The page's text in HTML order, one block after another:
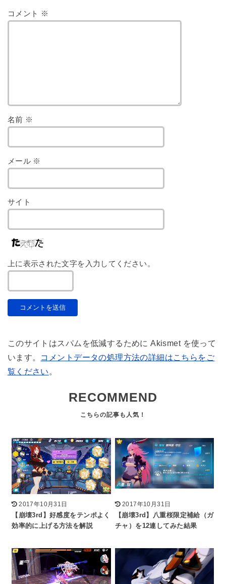
コメント ※
名前 ※
メール ※
サイト
上に表示された文字を入力してください。
このサイトはスパムを低減するために Akismet を使って
います。 コメントデータの処理方法の詳細はこちらをご
覧ください 。
RECOMMEND
2017年10月31日
【崩壊3rd】好感度をテンポよく
効率的に上げる方法を解説
2017年10月31日
【崩壊3rd】八重桜限定補給（ガ
チャ）を12連してみた結果